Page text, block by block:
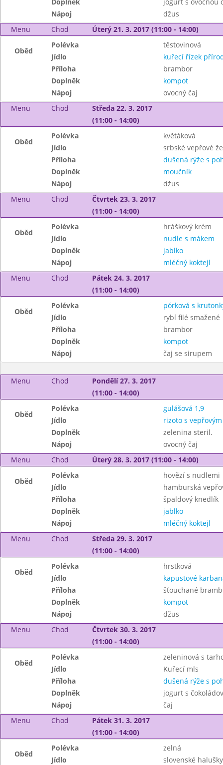
Nápoj
džus
Menu
Chod Úterý 21. 3. 2017 (11:00 - 14:00)
Oběd
Polévka
těstovinová
Jídlo
kuřecí řízek
Příloha
brambor
Doplněk
kompot
Nápoj
ovocný čaj
Menu
Chod
Středa 22. 3. 2017
(11:00 - 14:00)
Oběd
Polévka
květáková
Jídlo
srbské vepřové
Příloha
dušená rýže s
Doplněk
moučník
Nápoj
džus
Menu
Chod
Čtvrtek 23. 3. 2017
(11:00 - 14:00)
Oběd
Polévka
hráškový krém
Jídlo
nudle s mákem
Doplněk
jablko
Nápoj
mléčný koktejl
Menu
Chod
Pátek 24. 3. 2017
(11:00 - 14:00)
Oběd
Polévka
pórková s
Jídlo
rybí filé smažené
Příloha
brambor
Doplněk
kompot
Nápoj
čaj se sirupem
Menu Chod
Pondělí 27. 3. 2017
(11:00 - 14:00)
Oběd
Polévka
gulášová 1,9
Jídlo
rizoto s
Doplněk
zelenina steril.
Nápoj
ovocný čaj
Menu
Chod Úterý 28. 3. 2017 (11:00 - 14:00)
Oběd
Polévka
hovězí s nudlemi
Jídlo
hamburská
Příloha
špaldový knedlík
Doplněk
jablko
Nápoj
mléčný koktejl
Menu
Chod
Středa 29. 3. 2017
(11:00 - 14:00)
Oběd
Polévka
hrstková
Jídlo
kapustové
Příloha
šťouchané
Doplněk
kompot
Nápoj
džus
Menu
Chod
Čtvrtek 30. 3. 2017
(11:00 - 14:00)
Oběd
Polévka
zeleninová s
Jídlo
Kuřecí mls
Příloha
dušená rýže s
Doplněk
jogurt s
Nápoj
čaj
Menu
Chod
Pátek 31. 3. 2017
(11:00 - 14:00)
Oběd
Polévka
zelná
Jídlo
slovenské